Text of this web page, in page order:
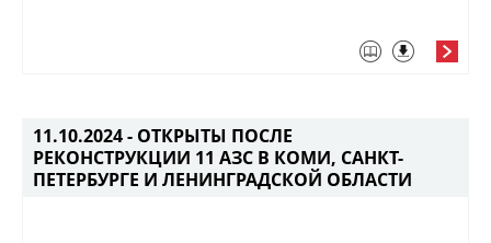
11.10.2024 - ОТКРЫТЫ ПОСЛЕ
РЕКОНСТРУКЦИИ 11 АЗС В КОМИ, САНКТ-
ПЕТЕРБУРГЕ И ЛЕНИНГРАДСКОЙ ОБЛАСТИ